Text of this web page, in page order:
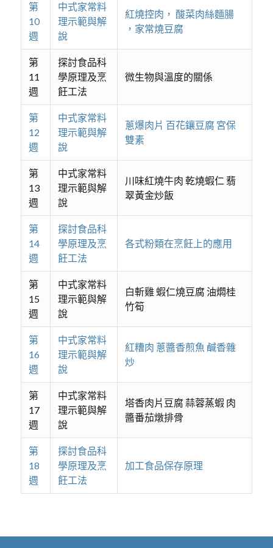
第
10
週
中式家常料
理示範與解
說
紅燒控肉， 酸菜肉絲麵腸
，家常燒豆腐
第
11
週
探討食品科
學原理及烹
飪工法
微生物與溫度的關係
第
12
週
中式家常料
理示範與解
說
蔥爆肉片 百花鑲豆腐 宮保
雙素
第
13
週
中式家常料
理示範與解
說
川味紅燒牛肉 乾燒蝦仁 翡
翠黃金炒飯
第
14
週
探討食品科
學原理及烹
飪工法
各式粉類在烹飪上的應用
第
15
週
中式家常料
理示範與解
說
白斬雞 蝦仁燒豆腐 油燜桂
竹筍
第
16
週
中式家常料
理示範與解
說
紅糟肉 蔥醬香煎魚 鹹香雜
炒
第
17
週
中式家常料
理示範與解
說
塔香肉片豆腐 蒜蓉蒸蝦 肉
醬番茄燉排骨
第
18
週
探討食品科
學原理及烹
飪工法
加工食品保存原理